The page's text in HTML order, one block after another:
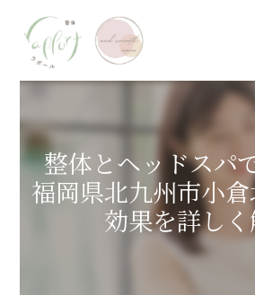
整体とヘッドスパ
福岡県北九州市小
効果を詳し